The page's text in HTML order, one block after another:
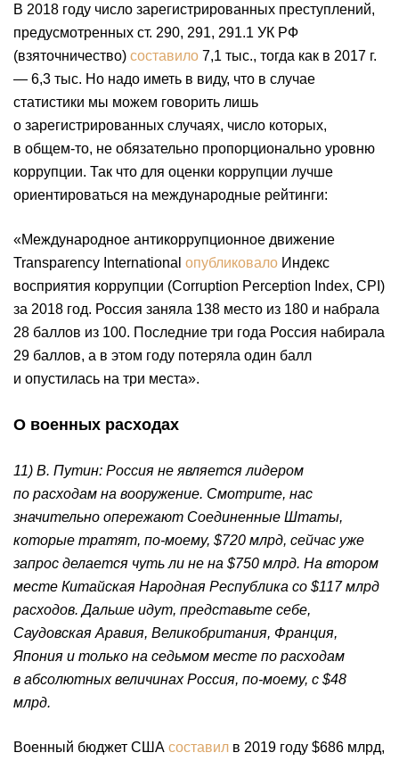
В 2018 году число зарегистрированных преступлений,
предусмотренных ст. 290, 291, 291.1 УК РФ
(взяточничество) составило 7,1 тыс., тогда как в 2017 г.
— 6,3 тыс. Но надо иметь в виду, что в случае
статистики мы можем говорить лишь
о зарегистрированных случаях, число которых,
в общем-то, не обязательно пропорционально уровню
коррупции. Так что для оценки коррупции лучше
ориентироваться на международные рейтинги:
«Международное антикоррупционное движение
Transparency International опубликовало Индекс
восприятия коррупции (Corruption Perception Index, CPI)
за 2018 год. Россия заняла 138 место из 180 и набрала
28 баллов из 100. Последние три года Россия набирала
29 баллов, а в этом году потеряла один балл
и опустилась на три места».
О военных расходах
11) В. Путин: Россия не является лидером
по расходам на вооружение. Смотрите, нас
значительно опережают Соединенные Штаты,
которые тратят, по-моему, $720 млрд, сейчас уже
запрос делается чуть ли не на $750 млрд. На втором
месте Китайская Народная Республика со $117 млрд
расходов. Дальше идут, представьте себе,
Саудовская Аравия, Великобритания, Франция,
Япония и только на седьмом месте по расходам
в абсолютных величинах Россия, по-моему, с $48
млрд.
Военный бюджет США составил в 2019 году $686 млрд,